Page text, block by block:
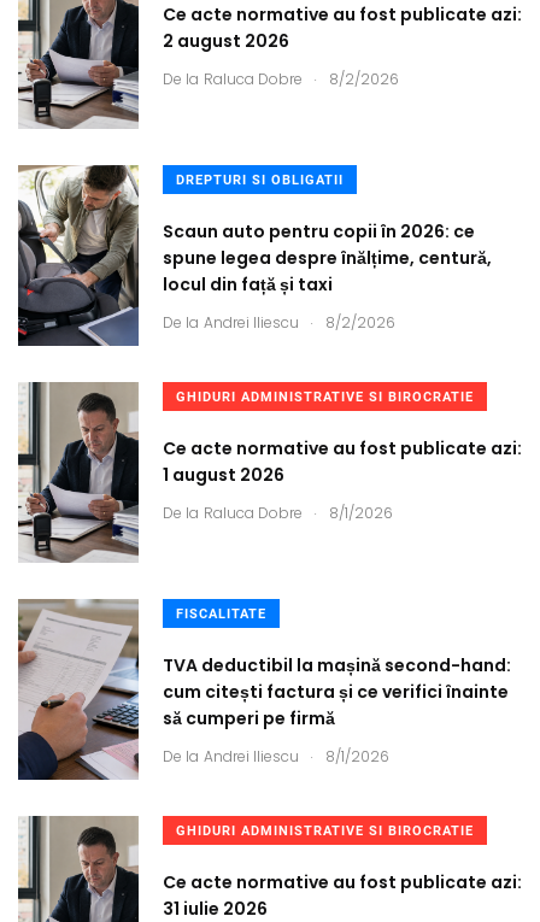
Ce acte normative au fost publicate azi:
2 august 2026
De la Raluca Dobre . 8/2/2026
DREPTURI SI OBLIGATII
Scaun auto pentru copii în 2026: ce
spune legea despre înălțime, centură,
locul din față și taxi
De la Andrei Iliescu . 8/2/2026
GHIDURI ADMINISTRATIVE SI BIROCRATIE
Ce acte normative au fost publicate azi:
1 august 2026
De la Raluca Dobre . 8/1/2026
FISCALITATE
TVA deductibil la mașină second-hand:
cum citești factura și ce verifici înainte
să cumperi pe firmă
De la Andrei Iliescu . 8/1/2026
GHIDURI ADMINISTRATIVE SI BIROCRATIE
Ce acte normative au fost publicate azi:
31 iulie 2026